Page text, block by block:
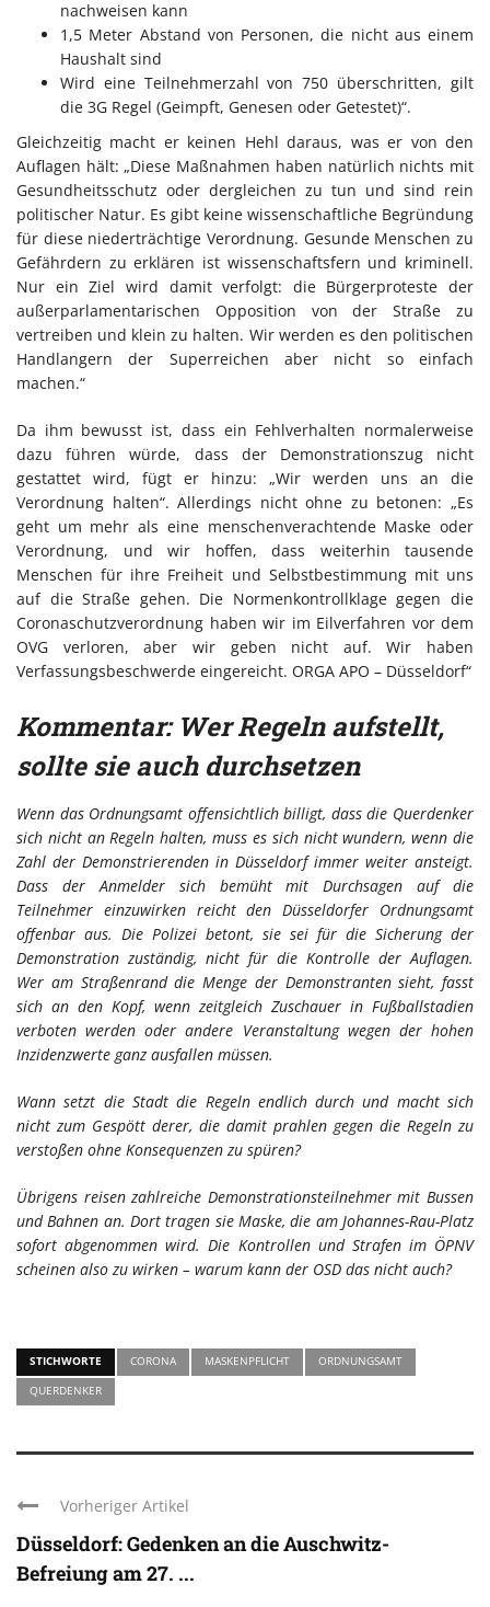
nachweisen kann
1,5 Meter Abstand von Personen, die nicht aus einem
Haushalt sind
Wird eine Teilnehmerzahl von 750 überschritten, gilt
die 3G Regel (Geimpft, Genesen oder Getestet)“.
Gleichzeitig macht er keinen Hehl daraus, was er von den
Auflagen hält: „Diese Maßnahmen haben natürlich nichts mit
Gesundheitsschutz oder dergleichen zu tun und sind rein
politischer Natur. Es gibt keine wissenschaftliche Begründung
für diese niederträchtige Verordnung. Gesunde Menschen zu
Gefährdern zu erklären ist wissenschaftsfern und kriminell.
Nur ein Ziel wird damit verfolgt: die Bürgerproteste der
außerparlamentarischen Opposition von der Straße zu
vertreiben und klein zu halten. Wir werden es den politischen
Handlangern der Superreichen aber nicht so einfach
machen.“
Da ihm bewusst ist, dass ein Fehlverhalten normalerweise
dazu führen würde, dass der Demonstrationszug nicht
gestattet wird, fügt er hinzu: „Wir werden uns an die
Verordnung halten“. Allerdings nicht ohne zu betonen: „Es
geht um mehr als eine menschenverachtende Maske oder
Verordnung, und wir hoffen, dass weiterhin tausende
Menschen für ihre Freiheit und Selbstbestimmung mit uns
auf die Straße gehen. Die Normenkontrollklage gegen die
Coronaschutzverordnung haben wir im Eilverfahren vor dem
OVG verloren, aber wir geben nicht auf. Wir haben
Verfassungsbeschwerde eingereicht. ORGA APO – Düsseldorf“
Kommentar: Wer Regeln aufstellt,
sollte sie auch durchsetzen
Wenn das Ordnungsamt offensichtlich billigt, dass die Querdenker
sich nicht an Regeln halten, muss es sich nicht wundern, wenn die
Zahl der Demonstrierenden in Düsseldorf immer weiter ansteigt.
Dass der Anmelder sich bemüht mit Durchsagen auf die
Teilnehmer einzuwirken reicht den Düsseldorfer Ordnungsamt
offenbar aus. Die Polizei betont, sie sei für die Sicherung der
Demonstration zuständig, nicht für die Kontrolle der Auflagen.
Wer am Straßenrand die Menge der Demonstranten sieht, fasst
sich an den Kopf, wenn zeitgleich Zuschauer in Fußballstadien
verboten werden oder andere Veranstaltung wegen der hohen
Inzidenzwerte ganz ausfallen müssen.
Wann setzt die Stadt die Regeln endlich durch und macht sich
nicht zum Gespött derer, die damit prahlen gegen die Regeln zu
verstoßen ohne Konsequenzen zu spüren?
Übrigens reisen zahlreiche Demonstrationsteilnehmer mit Bussen
und Bahnen an. Dort tragen sie Maske, die am Johannes-Rau-Platz
sofort abgenommen wird. Die Kontrollen und Strafen im ÖPNV
scheinen also zu wirken – warum kann der OSD das nicht auch?
STICHWORTE CORONA MASKENPFLICHT
ORDNUNGSAMT
QUERDENKER
Vorheriger Artikel
Düsseldorf: Gedenken an die Auschwitz-
Befreiung am 27. ...